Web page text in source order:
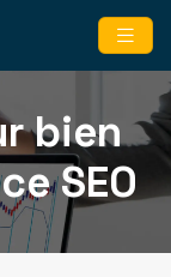
bien
SEO